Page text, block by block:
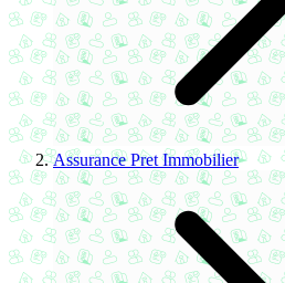
Assurance Pret Immobilier